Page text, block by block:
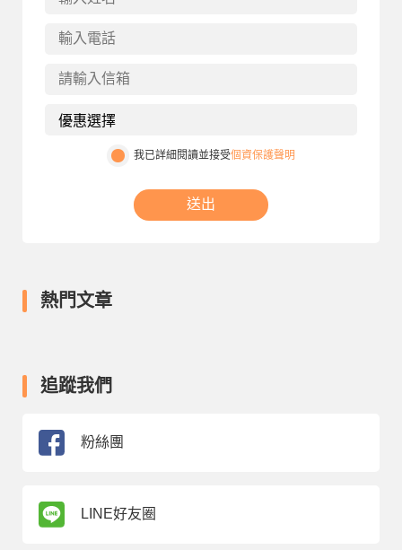
我已詳細閱讀並接受個資保護聲明
送出
熱門文章
追蹤我們
粉絲團
LINE好友圈